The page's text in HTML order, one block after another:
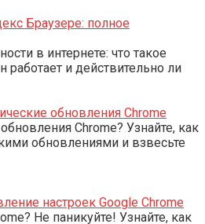
Браузере: полное
в интернете: что такое
работает и действительно ли
обновления Chrome
Chrome? Узнайте, как
обновлениями и взвесьте
настроек Google Chrome
Не паникуйте! Узнайте, как